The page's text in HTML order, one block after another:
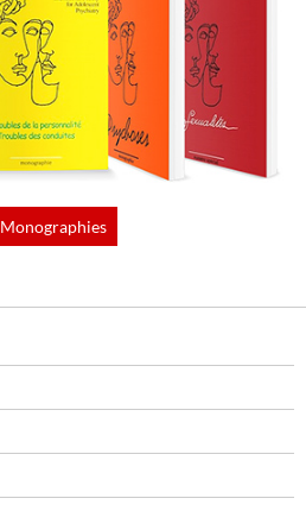
Monographies